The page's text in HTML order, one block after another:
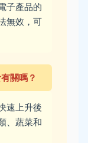
子產品的
無效，可
關嗎？
速上升後
、蔬菜和